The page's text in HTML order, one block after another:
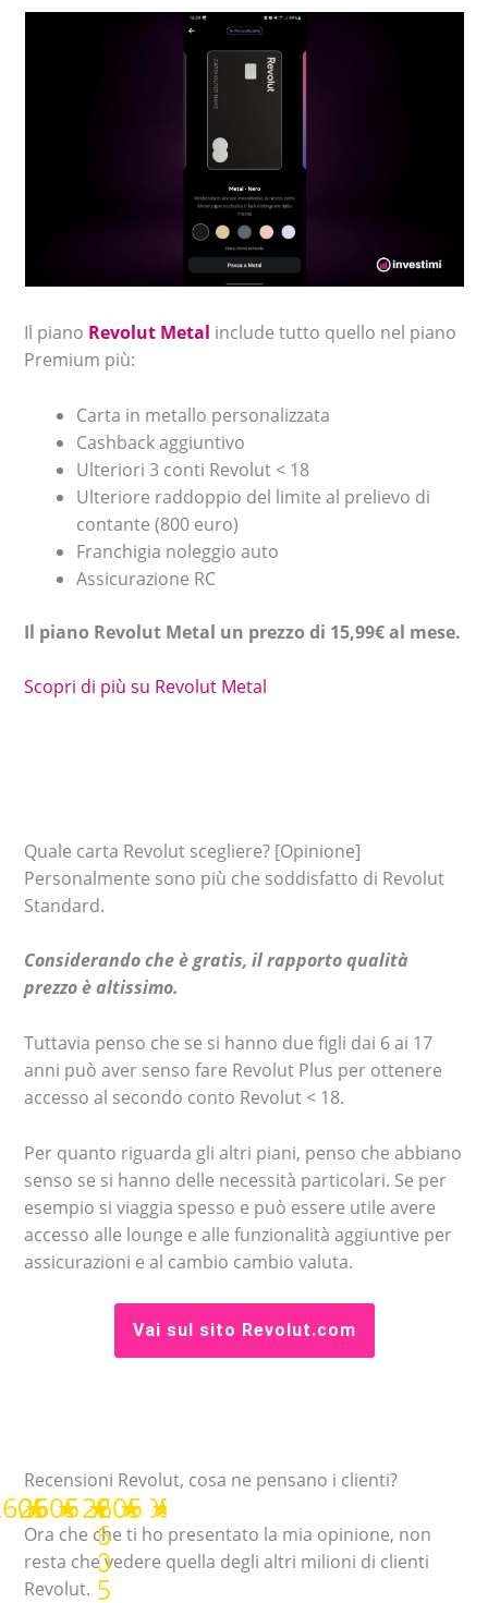
Il piano Revolut Metal include tutto quello nel piano
Premium più:
Carta in metallo personalizzata
Cashback aggiuntivo
Ulteriori 3 conti Revolut < 18
Ulteriore raddoppio del limite al prelievo di
contante (800 euro)
Franchigia noleggio auto
Assicurazione RC
Il piano Revolut Metal un prezzo di 15,99€ al mese.
Scopri di più su Revolut Metal
Quale carta Revolut scegliere? [Opinione]
Personalmente sono più che soddisfatto di Revolut
Standard.
Considerando che è gratis, il rapporto qualità
prezzo è altissimo.
Tuttavia penso che se si hanno due figli dai 6 ai 17
anni può aver senso fare Revolut Plus per ottenere
accesso al secondo conto Revolut < 18.
Per quanto riguarda gli altri piani, penso che abbiano
senso se si hanno delle necessità particolari. Se per
esempio si viaggia spesso e può essere utile avere
accesso alle lounge e alle funzionalità aggiuntive per
assicurazioni e al cambio cambio valuta.
Vai sul sito Revolut.com
Recensioni Revolut, cosa ne pensano i clienti?
★
★
★
★
★
Ora che che ti ho presentato la mia opinione, non
resta che vedere quella degli altri milioni di clienti
Revolut.